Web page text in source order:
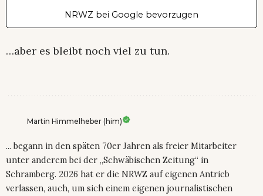
NRWZ bei Google bevorzugen
…aber es bleibt noch viel zu tun.
Martin Himmelheber (him)
... begann in den späten 70er Jahren als freier Mitarbeiter
unter anderem bei der „Schwäbischen Zeitung“ in
Schramberg. 2026 hat er die NRWZ auf eigenen Antrieb
verlassen, auch, um sich einem eigenen journalistischen